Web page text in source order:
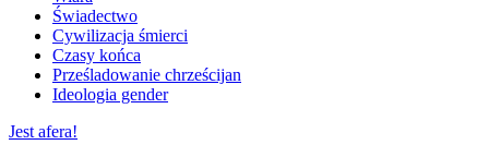
Świadectwo
Cywilizacja śmierci
Czasy końca
Prześladowanie chrześcijan
Ideologia gender
Jest afera!